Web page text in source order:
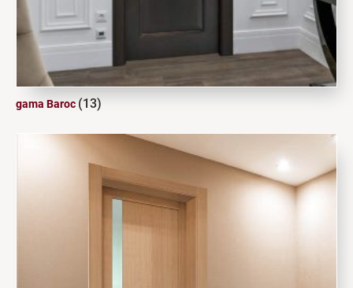
gama Baroc (13)